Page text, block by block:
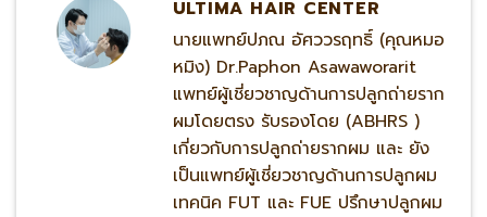
ULTIMA HAIR CENTER
นายแพทย์ปภณ อัศววรฤทธิ์ (คุณหมอ
หมิง) Dr.Paphon Asawaworarit
แพทย์ผู้เชี่ยวชาญด้านการปลูกถ่ายราก
ผมโดยตรง รับรองโดย (ABHRS )
เกี่ยวกับการปลูกถ่ายรากผม และ ยัง
เป็นแพทย์ผู้เชี่ยวชาญด้านการปลูกผม
เทคนิค FUT และ FUE ปรึกษาปลูกผม